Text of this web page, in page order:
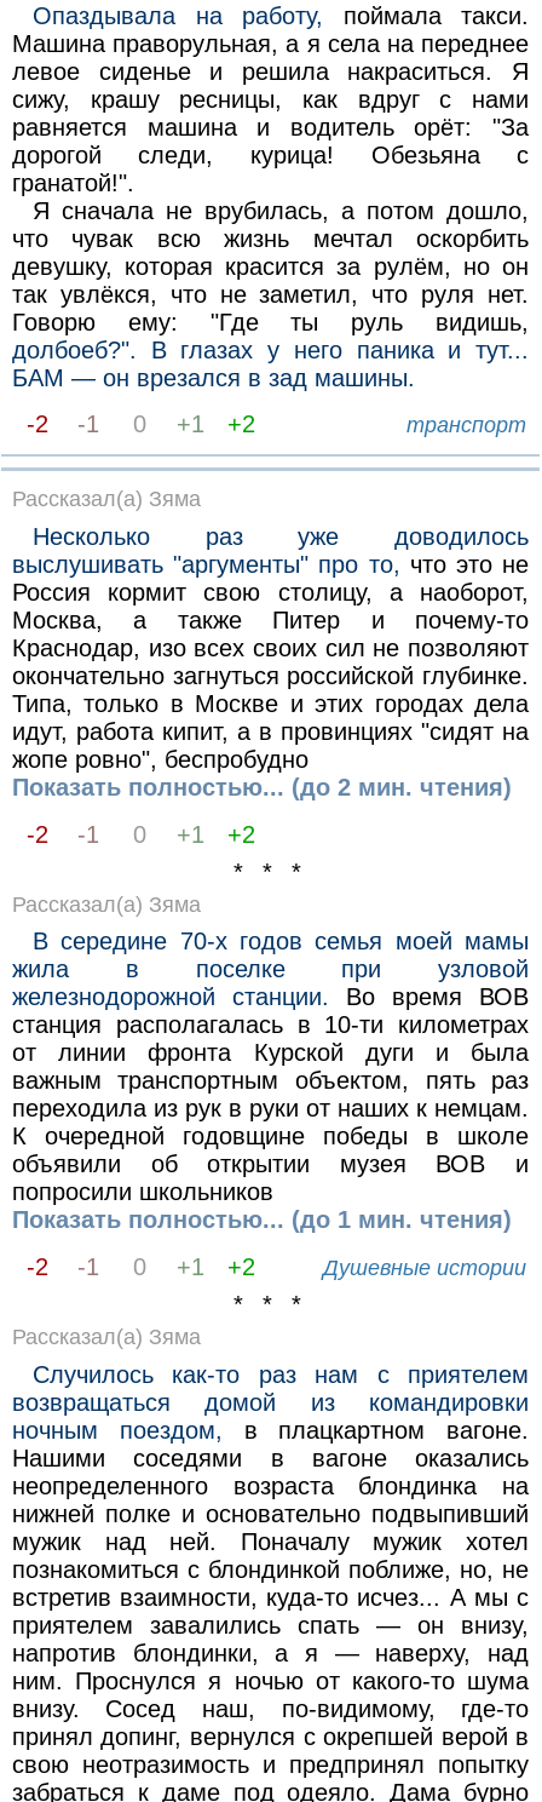
Опаздывала на работу, поймала такси.
Машина праворульная, а я села на переднее
левое сиденье и решила накраситься. Я
сижу, крашу ресницы, как вдруг с нами
равняется машина и водитель орёт: "За
дорогой следи, курица! Обезьяна с
гранатой!".
Я сначала не врубилась, а потом дошло,
что чувак всю жизнь мечтал оскорбить
девушку, которая красится за рулём, но он
так увлёкся, что не заметил, что руля нет.
Говорю ему: "Где ты руль видишь,
долбоеб?". В глазах у него паника и тут...
БАМ — он врезался в зад машины.
-2
-1 0 +1 +2 транспорт
Рассказал(а) Зяма
Несколько раз уже доводилось
выслушивать "аргументы" про то, что это не
Россия кормит свою столицу, а наоборот,
Москва, а также Питер и почему-то
Краснодар, изо всех своих сил не позволяют
окончательно загнуться российской глубинке.
Типа, только в Москве и этих городах дела
идут, работа кипит, а в провинциях "сидят на
жопе ровно", беспробудно
Показать полностью... (до 2 мин. чтения)
-2
-1 0 +1
+2
* * *
Рассказал(а) Зяма
В середине 70-х годов семья моей мамы
жила в поселке при узловой
железнодорожной станции. Во время ВОВ
станция располагалась в 10-ти километрах
от линии фронта Курской дуги и была
важным транспортным объектом, пять раз
переходила из рук в руки от наших к немцам.
К очередной годовщине победы в школе
объявили об открытии музея ВОВ и
попросили школьников
Показать полностью... (до 1 мин. чтения)
-2
-1 0 +1 +2 Душевные истории
* * *
Рассказал(а) Зяма
Случилось как-то раз нам с приятелем
возвращаться домой из командировки
ночным поездом, в плацкартном вагоне.
Нашими соседями в вагоне оказались
неопределенного возраста блондинка на
нижней полке и основательно подвыпивший
мужик над ней. Поначалу мужик хотел
познакомиться с блондинкой поближе, но, не
встретив взаимности, куда-то исчез... А мы с
приятелем завалились спать — он внизу,
напротив блондинки, а я — наверху, над
ним. Проснулся я ночью от какого-то шума
внизу. Сосед наш, по-видимому, где-то
принял допинг, вернулся с окрепшей верой в
свою неотразимость и предпринял попытку
забраться к даме под одеяло. Дама бурно